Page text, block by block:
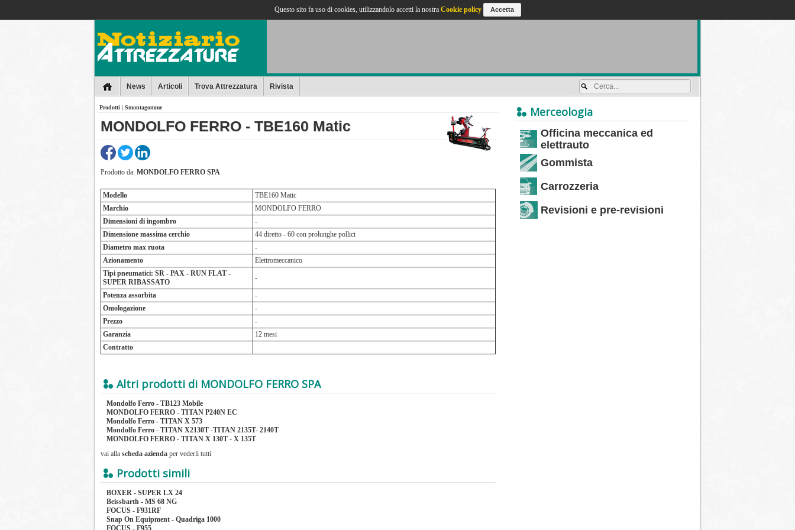
News Articoli Trova Attrezzatura Rivista
Merceologia
Officina meccanica ed
elettrauto
Gommista
Carrozzeria
Revisioni e pre-revisioni
Prodotti | Smontagomme
MONDOLFO FERRO - TBE160 Matic
Prodotto da: MONDOLFO FERRO SPA
Modello
TBE160 Matic
Marchio
MONDOLFO FERRO
Dimensioni di ingombro
-
Dimensione massima cerchio
44 diretto - 60 con prolunghe pollici
Diametro max ruota
-
Azionamento
Elettromeccanico
Tipi pneumatici: SR - PAX - RUN FLAT -
SUPER RIBASSATO
-
Potenza assorbita
-
Omologazione
-
Prezzo
-
Garanzia
12 mesi
Contratto
Altri prodotti di MONDOLFO FERRO SPA
Mondolfo Ferro - TB123 Mobile
MONDOLFO FERRO - TITAN P240N EC
Mondolfo Ferro - TITAN X 573
Mondolfo Ferro - TITAN X2130T -TITAN 2135T- 2140T
MONDOLFO FERRO - TITAN X 130T - X 135T
vai alla scheda azienda per vederli tutti
Prodotti simili
BOXER - SUPER LX 24
Beissbarth - MS 68 NG
FOCUS - F931RF
Snap On Equipment - Quadriga 1000
FOCUS - F955
Questo sito fa uso di cookies, utilizzandolo accetti la nostra Cookie policy Accetta